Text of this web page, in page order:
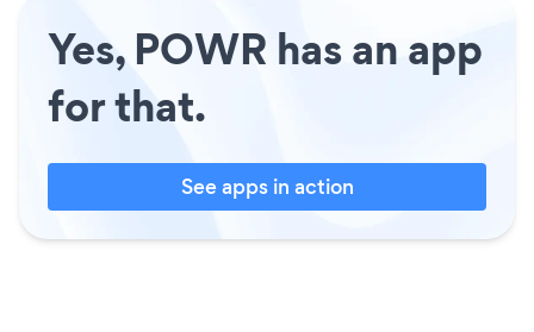
Yes, POWR has an app
for that.
See apps in action